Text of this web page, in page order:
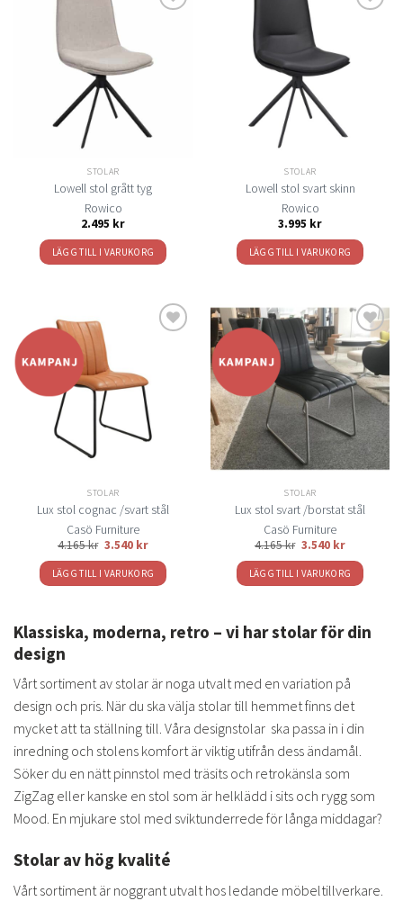
till i
önskelistan
STOLAR
Lowell stol grått tyg
Rowico
2.495 kr
LÄGG TILL I VARUKORG
önskelistan
STOLAR
Lowell stol svart skinn
Rowico
3.995 kr
LÄGG TILL I VARUKORG
önskelistan
STOLAR
Lux stol cognac /svart stål
Casö Furniture
4.165kr 3.540 kr
LÄGG TILL I VARUKORG
Lägg
till i
önskelistan
STOLAR
Lux stol svart /borstat stål
Casö Furniture
4.165kr 3.540 kr
LÄGG TILL I VARUKORG
Klassiska, moderna, retro – vi har stolar för din
design
Vårt sortiment av stolar är noga utvalt med en variation på
design och pris. När du ska välja stolar till hemmet finns det
mycket att ta ställning till. Våra designstolar ska passa in i din
inredning och stolens komfort är viktig utifrån dess ändamål.
Söker du en nätt pinnstol med träsits och retrokänsla som
ZigZag eller kanske en stol som är helklädd i sits och rygg som
Mood. En mjukare stol med sviktunderrede för långa middagar?
Stolar av hög kvalité
Vårt sortiment är noggrant utvalt hos ledande möbeltillverkare.